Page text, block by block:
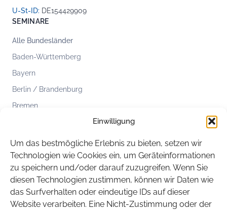
Einwilligung
Um das bestmögliche Erlebnis zu bieten, setzen wir
Technologien wie Cookies ein, um Geräteinformationen
zu speichern und/oder darauf zuzugreifen. Wenn Sie
diesen Technologien zustimmen, können wir Daten wie
das Surfverhalten oder eindeutige IDs auf dieser
Website verarbeiten. Eine Nicht-Zustimmung oder der
U-St-ID: DE154429909
SEMINARE
Alle Bundesländer
Baden-Württemberg
Bayern
Berlin / Brandenburg
Bremen
Mecklenburg-Vorpommern
Niedersachsen
Nordrhein-Westfalen
Rheinland-Pfalz